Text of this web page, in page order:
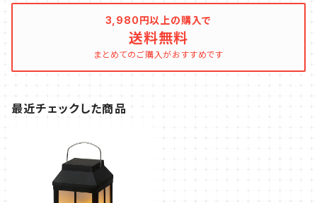
3,980円以上の購入で
送料無料
まとめてのご購入がおすすめです
最近チェックした商品